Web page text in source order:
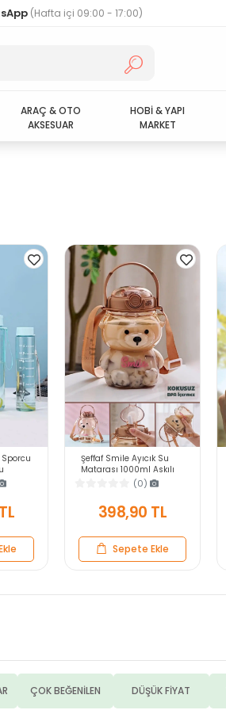
(Hafta içi 09:00 - 17:00)
ARAÇ & OTO
AKSESUAR
HOBİ & YAPI
MARKET
Şeffaf Smile Ayıcık Su
Matarası 1000ml Askılı
Okul Çocuk Su Şişesi
Pipetli Sızdırmaz Kokusuz
Suluk
(0)
398,90 TL
Sepete Ekle
ÇOK BEĞENİLEN DÜŞÜK FİYAT